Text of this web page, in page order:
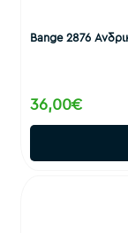
Bange 2876
36,00€